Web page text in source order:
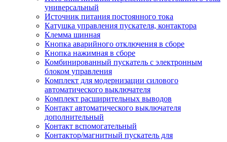
универсальный
Источник питания постоянного тока
Катушка управления пускателя, контактора
Клемма шинная
Кнопка аварийного отключения в сборе
Кнопка нажимная в сборе
Комбинированный пускатель с электронным
блоком управления
Комплект для модернизации силового
автоматического выключателя
Комплект расширительных выводов
Контакт автоматического выключателя
дополнительный
Контакт вспомогательный
Контактор/магнитный пускатель для